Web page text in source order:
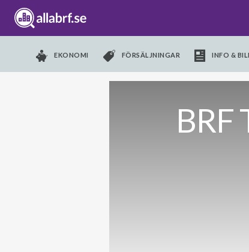
EKONOMI FÖRSÄLJNINGAR INFO &
BRF